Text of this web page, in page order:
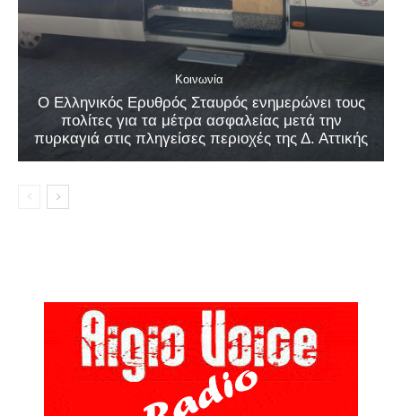
Κοινωνία
Ο Ελληνικός Ερυθρός Σταυρός ενημερώνει τους
πολίτες για τα μέτρα ασφαλείας μετά την
πυρκαγιά στις πληγείσες περιοχές της Δ. Αττικής